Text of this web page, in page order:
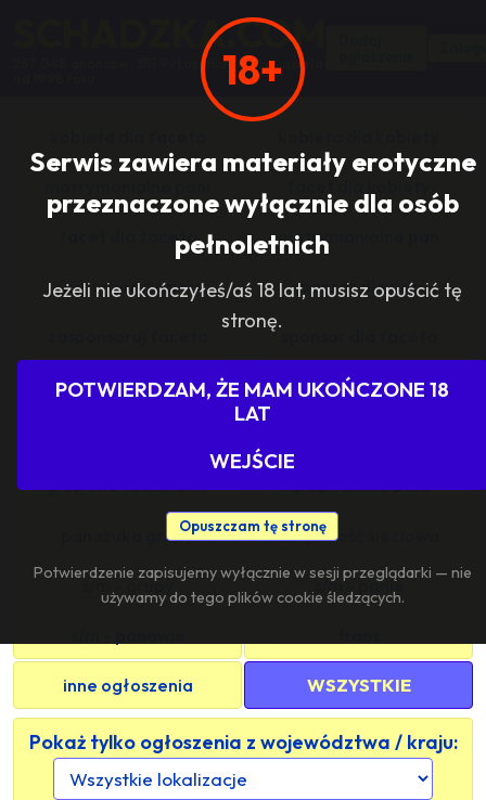
18+
Serwis zawiera materiały erotyczne
przeznaczone wyłącznie dla osób
pełnoletnich
Jeżeli nie ukończyłeś/aś 18 lat, musisz opuścić tę
stronę.
POTWIERDZAM, ŻE MAM UKOŃCZONE 18
LAT
WEJŚCIE
Opuszczam tę stronę
Potwierdzenie zapisujemy wyłącznie w sesji przeglądarki — nie
używamy do tego plików cookie śledzących.
SCHADZKA.COM
267 048 anonsów, 351 991 użytkowników, działa
facet dla faceta matrymonialne pan
zasponsoruj panią sponsor dla pani
sponsoring grupy agencje towarzyskie
grupowo i odlotowo grupa szuka pani
pan szuka grupy znajomość sieciowa
s/m - grupy s/m - panie
inne ogłoszenia WSZYSTKIE
Pokaż tylko ogłoszenia z województwa / kraju: